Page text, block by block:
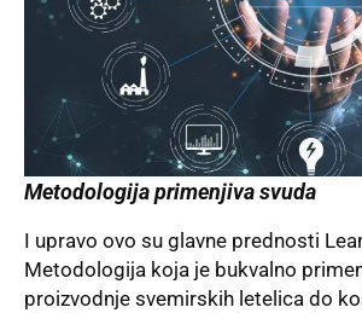
Metodologija primenjiva svuda
I upravo ovo su glavne prednosti
Metodologija koja je bukvalno
proizvodnje svemirskih letelica do